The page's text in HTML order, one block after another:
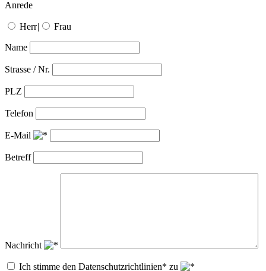
Anrede
Herr| Frau
Name
Strasse / Nr.
PLZ
Telefon
E-Mail
Betreff
Nachricht
Ich stimme den Datenschutzrichtlinien* zu